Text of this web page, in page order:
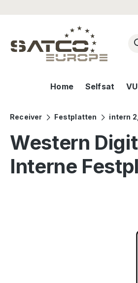
Home Selfsat
Receiver Festplatten intern
Western
Interne